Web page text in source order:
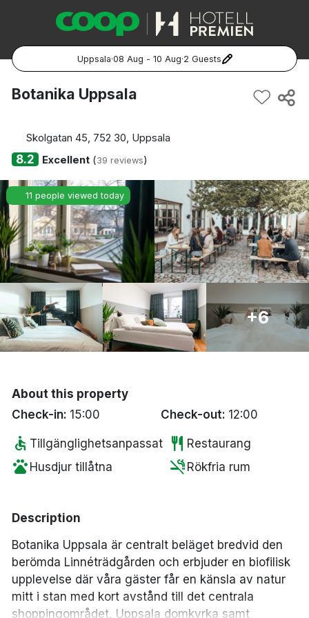
Uppsala·08 Aug - 10 Aug·2 Guests
Popular Destinations:
Göteborg
Malmö
Hela Norge
Oslo
Bergen
Botanika Uppsala
Skolgatan 45, 752 30, Uppsala
8.2 Excellent(39 reviews)
11 people viewed today
+6
About this property
Check-in: 15:00 Check-out: 12:00
accessible Tillgänglighetsanpassat restaurant Restaurang
pets Husdjur tillåtna smoke_free Rökfria rum
Description
Botanika Uppsala är centralt beläget bredvid den
berömda Linnéträdgården och erbjuder en biofilisk
upplevelse där våra gäster får en känsla av natur
mitt i stan med kort avstånd till det centrala
shoppingområdet, Uppsala domkyrka samt